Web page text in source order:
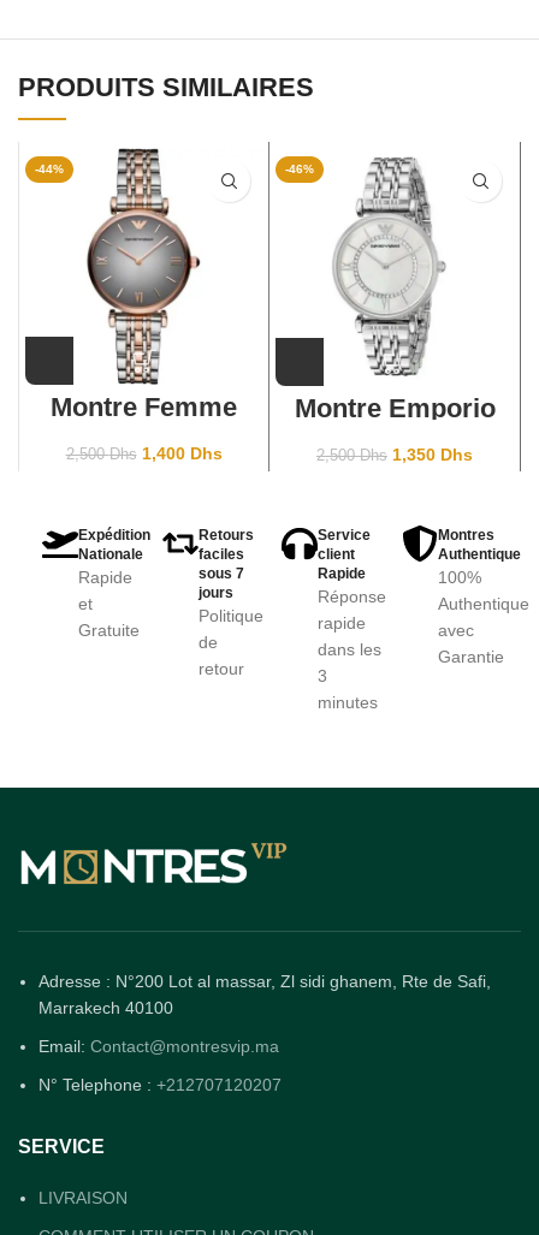
PRODUITS SIMILAIRES
-44%
Montre Femme
Classic AR1725
2,500Dhs 1,400 Dhs
-46%
Montre Emporio
femme AR1908
2,500Dhs 1,350 Dhs
Expédition
Nationale
Rapide
et
Gratuite
Retours
faciles
sous 7
jours
Politique
de
retour
Service
client
Rapide
Réponse
rapide
dans les
3
minutes
Montres
Authentique
100%
Authentique
avec
Garantie
Adresse : N°200 Lot al massar, Zl sidi ghanem, Rte de Safi,
Marrakech 40100
Email: Contact@montresvip.ma
N° Telephone : +212707120207
SERVICE
LIVRAISON